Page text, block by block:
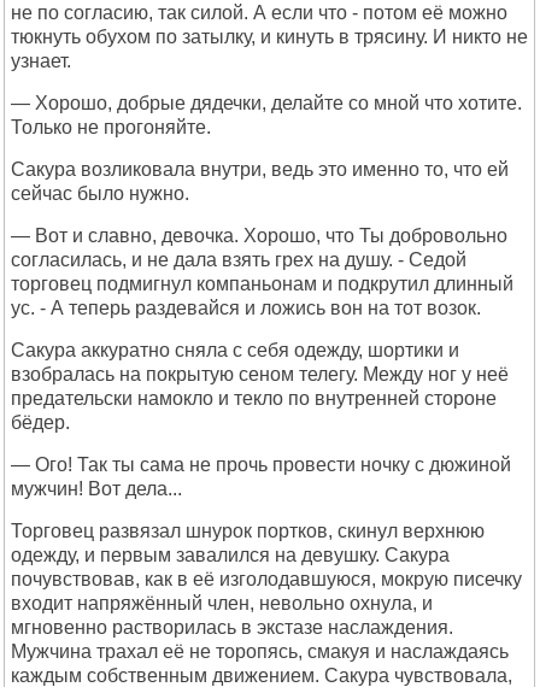
не по согласию, так силой. А если что - потом её можно
тюкнуть обухом по затылку, и кинуть в трясину. И никто не
узнает.
— Хорошо, добрые дядечки, делайте со мной что хотите.
Только не прогоняйте.
Сакура возликовала внутри, ведь это именно то, что ей
сейчас было нужно.
— Вот и славно, девочка. Хорошо, что Ты добровольно
согласилась, и не дала взять грех на душу. - Седой
торговец подмигнул компаньонам и подкрутил длинный
ус. - А теперь раздевайся и ложись вон на тот возок.
Сакура аккуратно сняла с себя одежду, шортики и
взобралась на покрытую сеном телегу. Между ног у неё
предательски намокло и текло по внутренней стороне
бёдер.
— Ого! Так ты сама не прочь провести ночку с дюжиной
мужчин! Вот дела...
Торговец развязал шнурок портков, скинул верхнюю
одежду, и первым завалился на девушку. Сакура
почувствовав, как в её изголодавшуюся, мокрую писечку
входит напряжённый член, невольно охнула, и
мгновенно растворилась в экстазе наслаждения.
Мужчина трахал её не торопясь, смакуя и наслаждаясь
каждым собственным движением. Сакура чувствовала,